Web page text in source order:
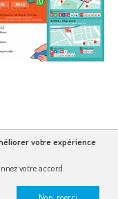
votre expérience
votre accord.